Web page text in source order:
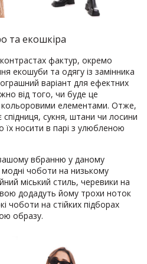
та екошкіра
фактур, окремо
екошуби та одягу із замінника
варіант для ефектних
від того, чи буде це
елементами. Отже,
сукня, штани чи лосини
їх носити в парі з улюбленою
вбранню у даному
чоботи на низькому
міський стиль, черевики на
додадуть йому трохи ноток
чоботи на стійких підборах
образу.